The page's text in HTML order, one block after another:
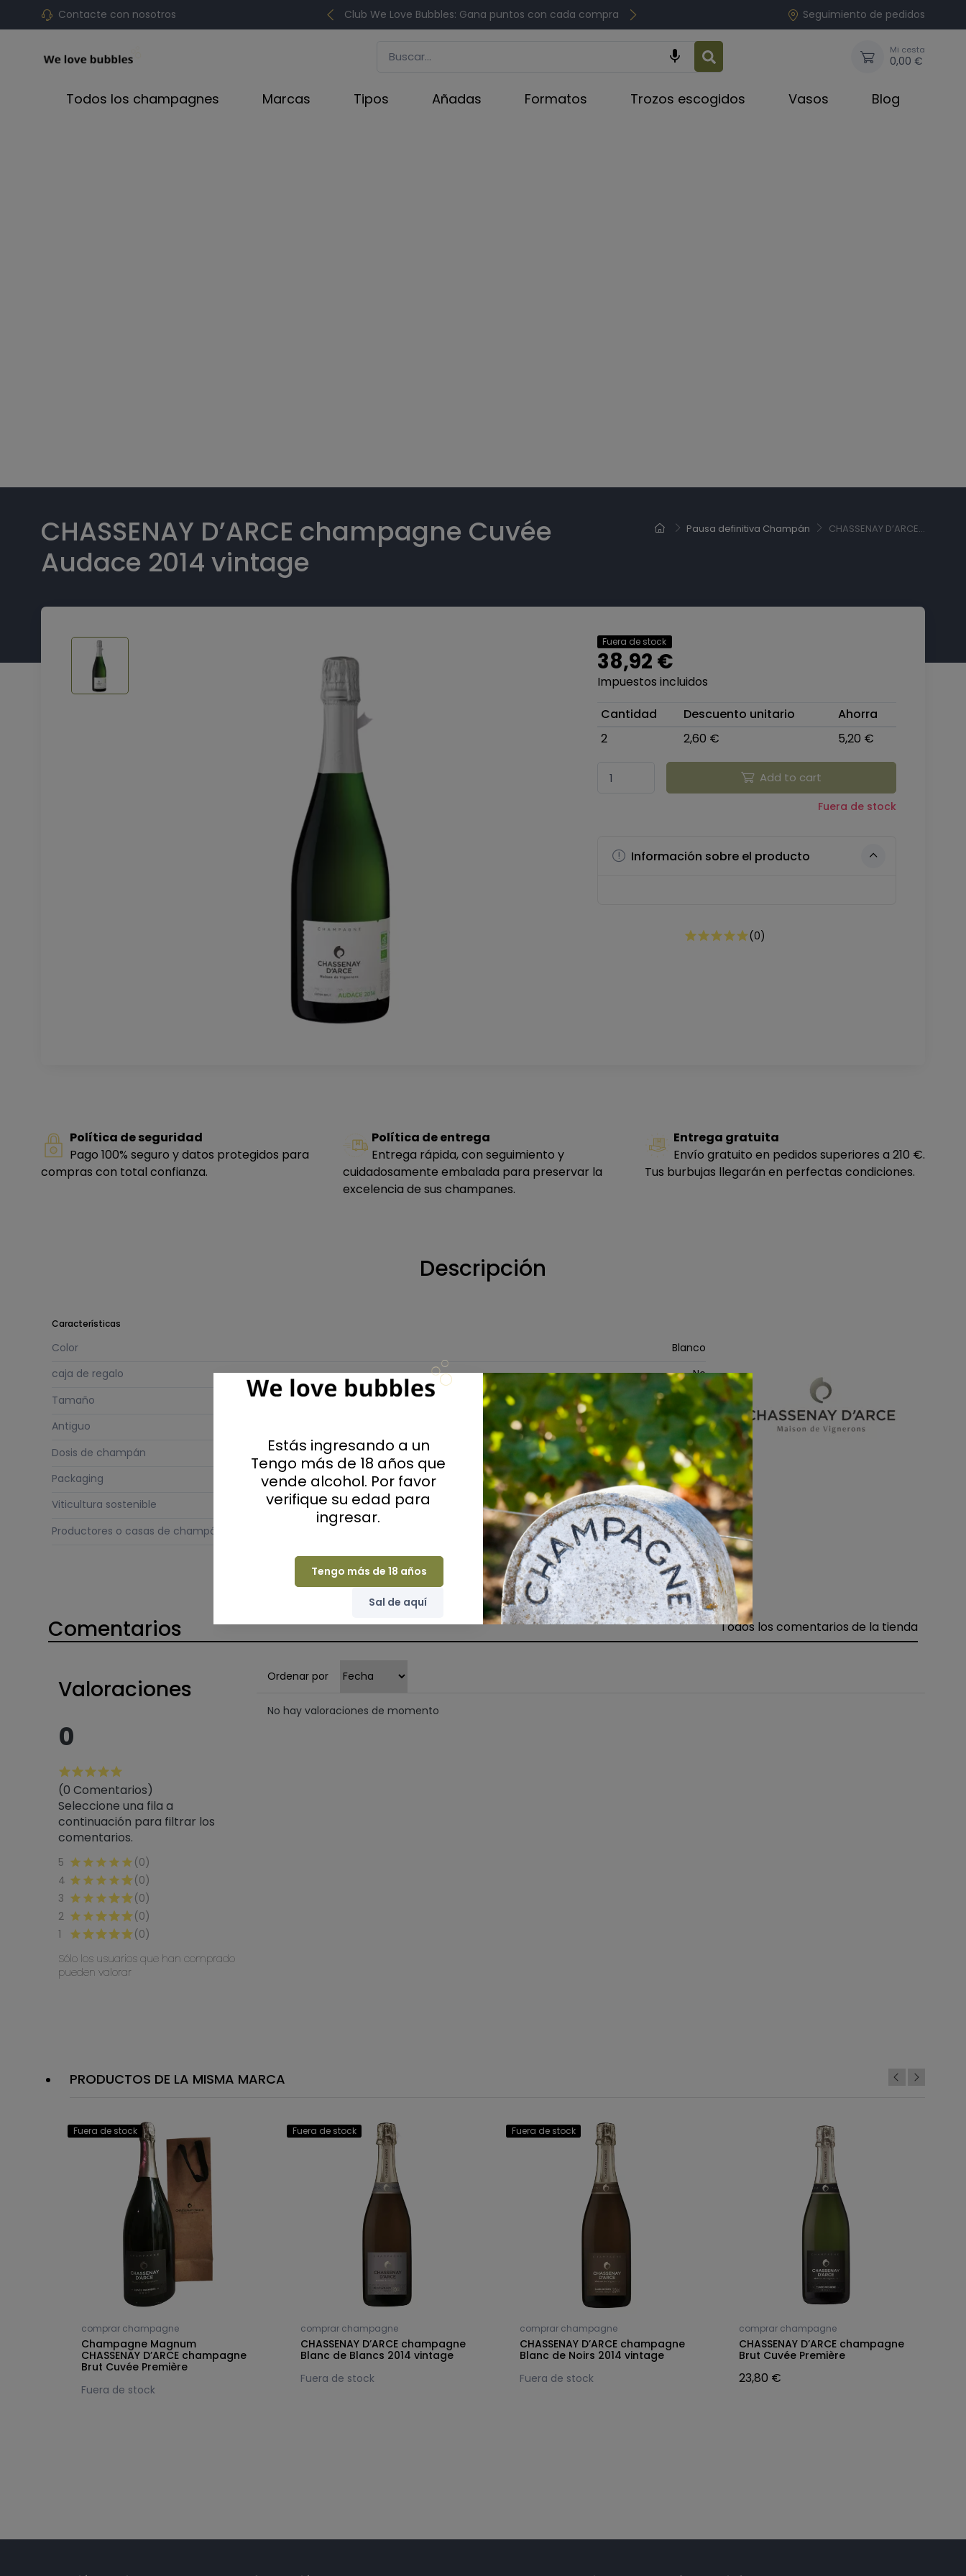
Contacte con nosotros Club We Love Bubbles: Gana puntos con cada compra Seguimiento de pedidos
 Mi cesta
0,00 €
Todos los champagnes Marcas Tipos Añadas Formatos Trozos escogidos Vasos Blog
Pausa definitiva Champán CHASSENAY D’ARCE...
CHASSENAY D’ARCE champagne Cuvée
Audace 2014 vintage
Fuera de stock
38,92 €
Impuestos incluidos
Cantidad
Descuento unitario
Ahorra
2
2,60 € 5,20 €
Add to cart
Fuera de stock
Información sobre el producto
(0)
Política de seguridad
Pago 100% seguro y datos protegidos para
compras con total confianza.
Política de entrega
Entrega rápida, con seguimiento y
cuidadosamente embalada para preservar la
excelencia de sus champanes.
Entrega gratuita
Envío gratuito en pedidos superiores a 210 €.
Tus burbujas llegarán en perfectas condiciones.
Descripción
Características
Color
Blanco
caja de regalo
No
Tamaño
botella de 75cl
Antiguo
2014
Dosis de champán
Extra Brut (0 a 6 g/l)
Packaging
Sin embalaje
Viticultura sostenible
Orgánico
Productores o casas de champán
Grandes casas de champán
PRODUCTOS DE LA MISMA MARCA
Fuera de stock
comprar champagne
Champagne Magnum
CHASSENAY D’ARCE champagne
Brut Cuvée Première
Fuera de stock
Fuera de stock
comprar champagne
CHASSENAY D’ARCE champagne
Blanc de Blancs 2014 vintage
Fuera de stock
Fuera de stock
comprar champagne
CHASSENAY D’ARCE champagne
Blanc de Noirs 2014 vintage
Fuera de stock
comprar champagne
CHASSENAY D’ARCE champagne
Brut Cuvée Première
23,80 €
Comentarios Todos los comentarios de la tienda
Valoraciones
0
(0 Comentarios)
Seleccione una fila a
continuación para filtrar los
comentarios.
5
(0)
4
(0)
3
(0)
2
(0)
1
(0)
Sólo los usuarios que han comprado
pueden valorar
Ordenar por
No hay valoraciones de momento
Estás ingresando a un
Tengo más de 18 años que
vende alcohol. Por favor
verifique su edad para
ingresar.
Tengo más de 18 años
Sal de aquí